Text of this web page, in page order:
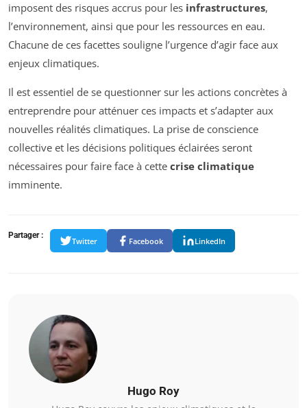
imposent des risques accrus pour les infrastructures,
l’environnement, ainsi que pour les ressources en eau.
Chacune de ces facettes souligne l’urgence d’agir face aux
enjeux climatiques.
Il est essentiel de se questionner sur les actions concrètes à
entreprendre pour atténuer ces impacts et s’adapter aux
nouvelles réalités climatiques. La prise de conscience
collective et les décisions politiques éclairées seront
nécessaires pour faire face à cette crise climatique
imminente.
Partager :
Twitter Facebook LinkedIn
Hugo Roy